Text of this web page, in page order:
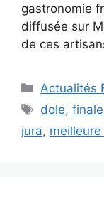
gastronomie
diffusée sur
de ces
Catégories
Actualités
Étiquettes
dole,
jura,